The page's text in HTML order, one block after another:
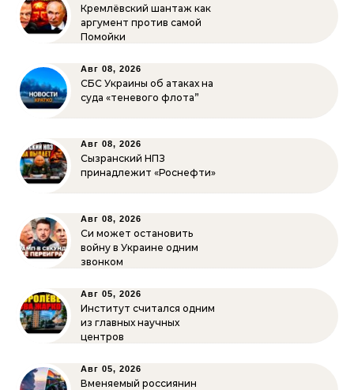
Кремлёвский шантаж как
аргумент против самой
Помойки
Авг 08, 2026
СБС Украины об атаках на
суда «теневого флота”
Авг 08, 2026
Сызранский НПЗ
принадлежит «Роснефти»
Авг 08, 2026
Си может остановить
войну в Украине одним
звонком
Авг 05, 2026
Институт считался одним
из главных научных
центров
Авг 05, 2026
Вменяемый россиянин